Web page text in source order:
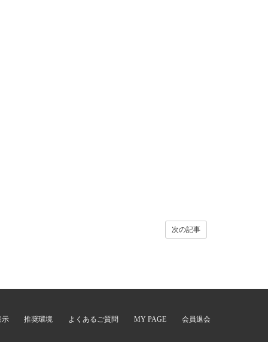
次の記事
示 推奨環境 よくあるご質問 MY PAGE 会員退会